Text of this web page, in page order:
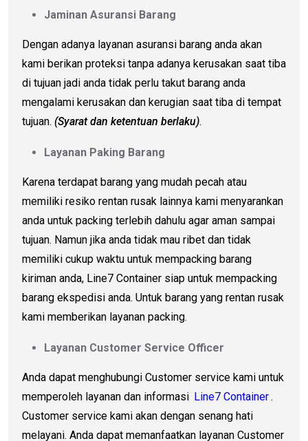
Jaminan Asuransi Barang
Dengan adanya layanan asuransi barang anda akan
kami berikan proteksi tanpa adanya kerusakan saat tiba
di tujuan jadi anda tidak perlu takut barang anda
mengalami kerusakan dan kerugian saat tiba di tempat
tujuan. (Syarat dan ketentuan berlaku).
Layanan Paking Barang
Karena terdapat barang yang mudah pecah atau
memiliki resiko rentan rusak lainnya kami menyarankan
anda untuk packing terlebih dahulu agar aman sampai
tujuan. Namun jika anda tidak mau ribet dan tidak
memiliki cukup waktu untuk mempacking barang
kiriman anda, Line7 Container siap untuk mempacking
barang ekspedisi anda. Untuk barang yang rentan rusak
kami memberikan layanan packing.
Layanan Customer Service Officer
Anda dapat menghubungi Customer service kami untuk
memperoleh layanan dan informasi Line7 Container.
Customer service kami akan dengan senang hati
melayani. Anda dapat memanfaatkan layanan Customer